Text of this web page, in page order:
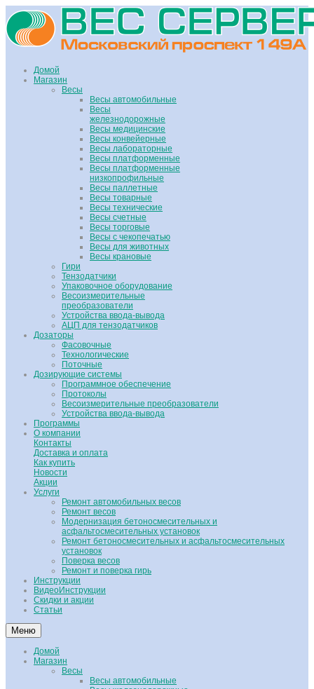
Домой
Магазин
Весы
Весы автомобильные
Весы
железнодорожные
Весы медицинские
Весы конвейерные
Весы лабораторные
Весы платформенные
Весы платформенные
низкопрофильные
Весы паллетные
Весы товарные
Весы технические
Весы счетные
Весы торговые
Весы с чекопечатью
Весы для животных
Весы крановые
Гири
Тензодатчики
Упаковочное оборудование
Весоизмерительные
преобразователи
Устройства ввода-вывода
АЦП для тензодатчиков
Дозаторы
Фасовочные
Технологические
Поточные
Дозирующие системы
Программное обеспечение
Протоколы
Весоизмерительные преобразователи
Устройства ввода-вывода
Программы
О компании
Контакты
Доставка и оплата
Как купить
Новости
Акции
Услуги
Ремонт автомобильных весов
Ремонт весов
Модернизация бетоносмесительных и
асфальтосмесительных установок
Ремонт бетоносмесительных и асфальтосмесительных
установок
Поверка весов
Ремонт и поверка гирь
Инструкции
ВидеоИнструкции
Скидки и акции
Статьи
Меню
Домой
Магазин
Весы
Весы автомобильные